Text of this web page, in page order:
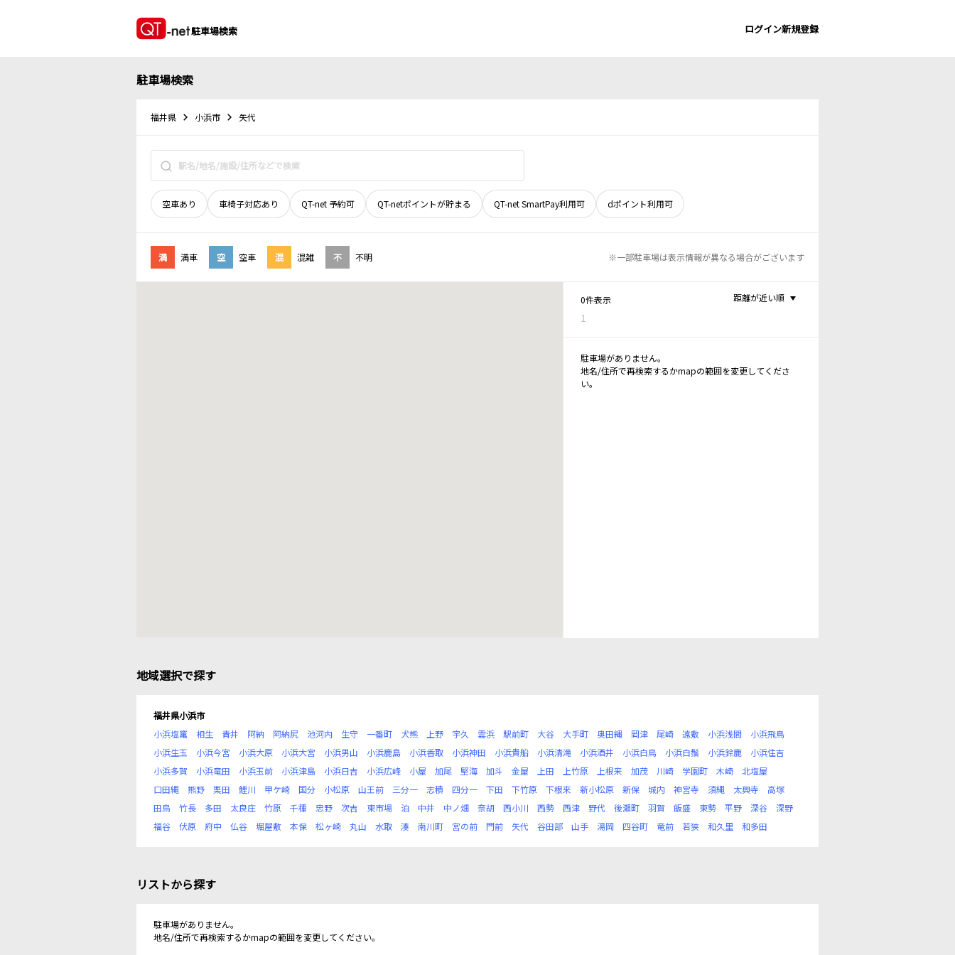
駐車場検索 ログイン新規登録
駐車場検索
福井県 小浜市 矢代
空車あり 車椅子対応あり QT-net 予約可 QT-netポイントが貯まる QT-net SmartPay利用可 dポイント利用可
満 満車 空 空車 混 混雑 不 不明 ※一部駐車場は表示情報が異なる場合がございます
0件表示
1
距離が近い順
駐車場がありません。
地名/住所で再検索するかmapの範囲を変更してくださ
い。
地域選択で探す
福井県小浜市
小浜塩竃
相生 青井 阿納 阿納尻 池河内 生守 一番町 犬熊 上野 宇久 雲浜 駅前町 大谷 大手町 奥田縄 岡津 尾崎 遠敷 小浜浅間
小浜飛鳥
小浜生玉
小浜今宮 小浜大原 小浜大宮 小浜男山 小浜鹿島 小浜香取 小浜神田 小浜貴船 小浜清滝 小浜酒井 小浜白鳥 小浜白鬚 小浜鈴鹿
小浜住吉
小浜多賀
小浜竜田 小浜玉前 小浜津島 小浜日吉 小浜広峰 小屋 加尾 堅海 加斗 金屋 上田 上竹原 上根来 加茂 川崎 学園町 木崎
北塩屋
口田縄
熊野 栗田 鯉川 甲ケ崎 国分 小松原 山王前 三分一 志積 四分一 下田 下竹原 下根来 新小松原 新保 城内 神宮寺 須縄 太興寺
高塚
田烏
竹長 多田 太良庄 竹原 千種 忠野 次吉 東市場 泊 中井 中ノ畑 奈胡 西小川 西勢 西津 野代 後瀬町 羽賀 飯盛 東勢 平野 深谷
深野
福谷
伏原 府中 仏谷 堀屋敷 本保 松ヶ崎 丸山 水取 湊 南川町 宮の前 門前 矢代 谷田部 山手 湯岡 四谷町 竜前 若狭 和久里 和多田
リストから探す
駐車場がありません。
地名/住所で再検索するかmapの範囲を変更してください。